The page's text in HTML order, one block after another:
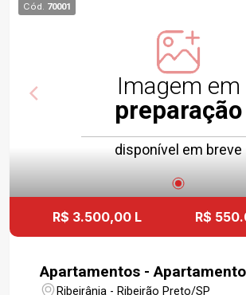
Cód. 70001
Imagem em
preparação
disponível em breve
R$ 3.500,00 L R$
Apartamentos - Apartamento
Ribeirânia - Ribeirão Preto/SP